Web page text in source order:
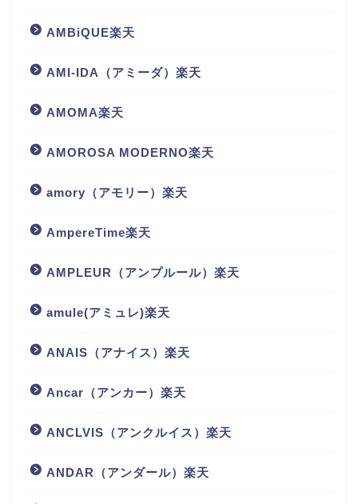
AMBiQUE楽天
AMI-IDA（アミーダ）楽天
AMOMA楽天
AMOROSA MODERNO楽天
amory（アモリー）楽天
AmpereTime楽天
AMPLEUR（アンプルール）楽天
amule(アミュレ)楽天
ANAIS（アナイス）楽天
Ancar（アンカー）楽天
ANCLVIS（アンクルイス）楽天
ANDAR（アンダール）楽天